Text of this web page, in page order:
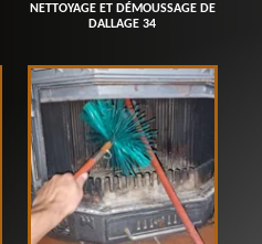
NETTOYAGE ET DÉMOUSSAGE DE
DALLAGE 34